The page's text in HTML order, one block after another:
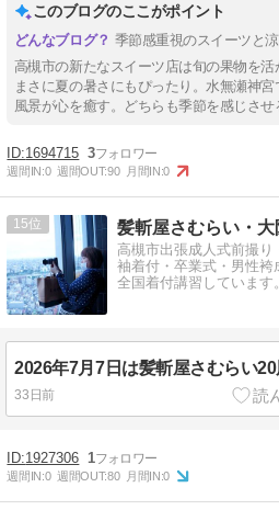
このブログのここがポイント
季節感重視のスイーツと
高槻市の新たなスイーツ店は旬の果物を活
まさに夏の暑さにもぴったり。水無瀬神
風景が心を癒す。どちらも季節を感じさせ
1694715 3
週間IN:0 週間OUT:90 月間IN:0
15
高槻市出張成人式前撮
袖着付・卒業式・男性袴
全国着付講習していま
2026年7月7日は髪斬屋さむらい
33日前
1927306 1
週間IN:0 週間OUT:80 月間IN:0